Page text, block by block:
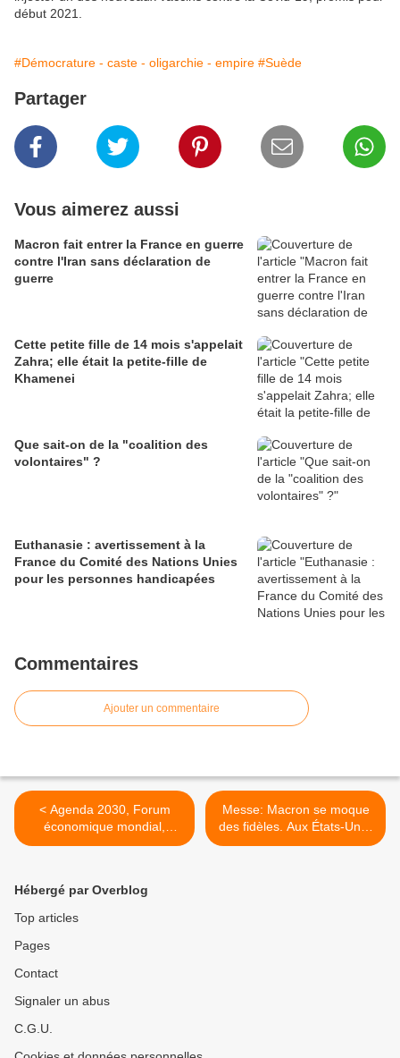
début 2021.
#Démocrature - caste - oligarchie - empire #Suède
Partager
Vous aimerez aussi
Macron fait entrer la France en guerre
contre l'Iran sans déclaration de
guerre
Cette petite fille de 14 mois s'appelait
Zahra; elle était la petite-fille de
Khamenei
Que sait-on de la "coalition des
volontaires" ?
Euthanasie : avertissement à la
France du Comité des Nations Unies
pour les personnes handicapées
Commentaires
Ajouter un commentaire
< Agenda 2030, Forum
économique mondial,
Grand Reset, fin de la
administré par des
Messe: Macron se moque
des fidèles. Aux États-Unis,
Barrett a été décisive >
Hébergé par Overblog
Top articles
Pages
Contact
Signaler un abus
C.G.U.